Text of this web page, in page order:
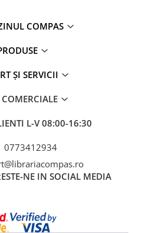
COMPAS
ȘI SERVICII
COMERCIALE
L-V 08:00-16:30
0773412934
NE IN SOCIAL MEDIA